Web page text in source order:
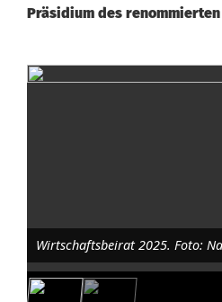
Präsidium des
H
d
G